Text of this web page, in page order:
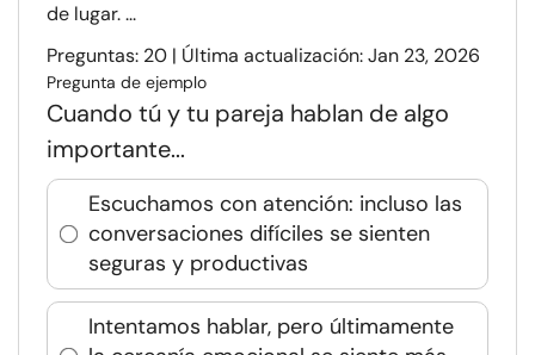
de lugar. ...
Preguntas: 20 | Última actualización: Jan 23, 2026
Pregunta de ejemplo
Cuando tú y tu pareja hablan de algo
importante...
Escuchamos con atención: incluso las
conversaciones difíciles se sienten
seguras y productivas
Intentamos hablar, pero últimamente